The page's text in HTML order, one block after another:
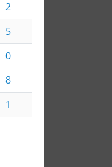
2
5
0
8
1